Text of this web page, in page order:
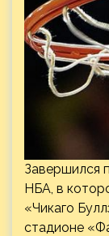
Завершился
НБА, в
«Чикаго
стадионе